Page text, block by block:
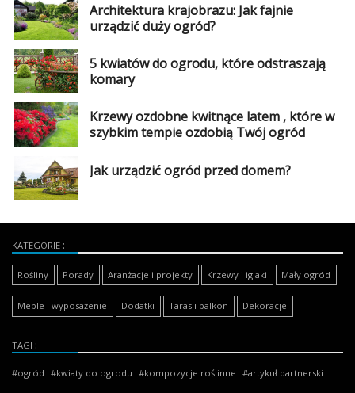
Architektura krajobrazu: Jak fajnie
urządzić duży ogród?
5 kwiatów do ogrodu, które odstraszają
komary
Krzewy ozdobne kwitnące latem , które w
szybkim tempie ozdobią Twój ogród
Jak urządzić ogród przed domem?
KATEGORIE
Rośliny Porady Aranżacje i projekty Krzewy i iglaki Mały ogród
Meble i wyposażenie Dodatki Taras i balkon Dekoracje
TAGI
ogród kwiaty do ogrodu kompozycje roślinne artykuł partnerski